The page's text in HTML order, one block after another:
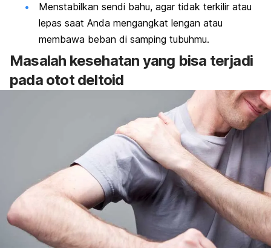
Menstabilkan sendi bahu, agar tidak terkilir atau
lepas saat Anda mengangkat lengan atau
membawa beban di samping tubuhmu.
Masalah kesehatan yang bisa terjadi
pada otot deltoid